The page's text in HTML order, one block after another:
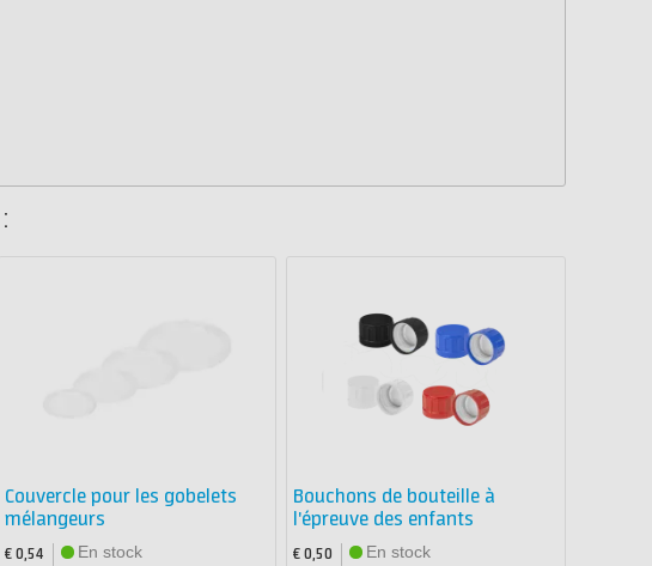
Couvercle pour les gobelets
mélangeurs
€ 0,54
En stock
Bouchons de bouteille à
l'épreuve des enfants
€ 0,50
En stock